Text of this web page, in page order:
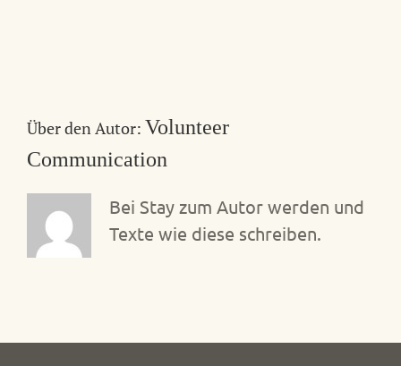
Über den Autor: Volunteer
Communication
Bei Stay zum Autor werden und
Texte wie diese schreiben.